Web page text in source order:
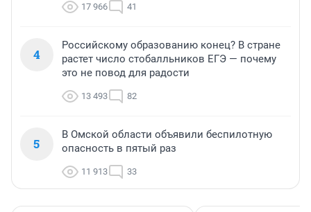
17 966 41
4
Российскому образованию конец? В стране
растет число стобалльников ЕГЭ — почему
это не повод для радости
13 493 82
5
В Омской области объявили беспилотную
опасность в пятый раз
11 913 33